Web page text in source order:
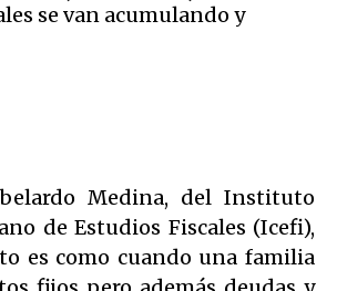
se van acumulando y
Medina, del Instituto
de Estudios Fiscales (Icefi),
es como cuando una familia